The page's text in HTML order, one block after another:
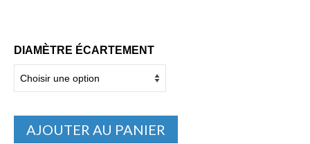
DIAMÈTRE ÉCARTEMENT
AJOUTER AU PANIER